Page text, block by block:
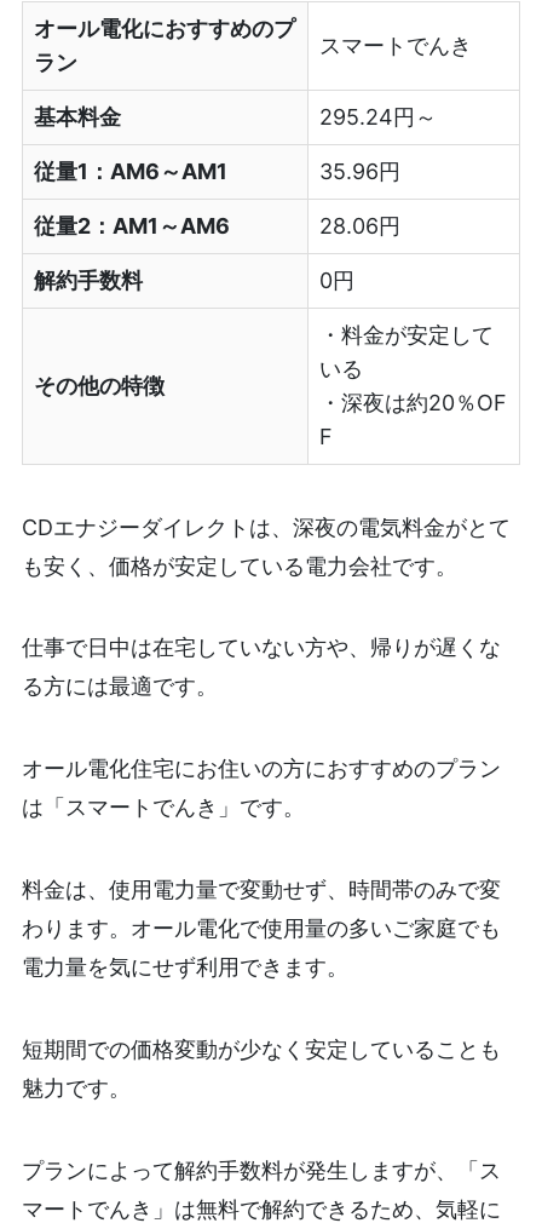
オール電化におすすめのプ
ラン
スマートでんき
基本料金 295.24円～
従量1：AM6～AM1 35.96円
従量2：AM1～AM6 28.06円
解約手数料 0円
その他の特徴
・料金が安定して
いる
・深夜は約20％OF
F
CDエナジーダイレクトは、深夜の電気料金がとて
も安く、価格が安定している電力会社です。
仕事で日中は在宅していない方や、帰りが遅くな
る方には最適です。
オール電化住宅にお住いの方におすすめのプラン
は「スマートでんき」です。
料金は、使用電力量で変動せず、時間帯のみで変
わります。オール電化で使用量の多いご家庭でも
電力量を気にせず利用できます。
短期間での価格変動が少なく安定していることも
魅力です。
プランによって解約手数料が発生しますが、「ス
マートでんき」は無料で解約できるため、気軽に